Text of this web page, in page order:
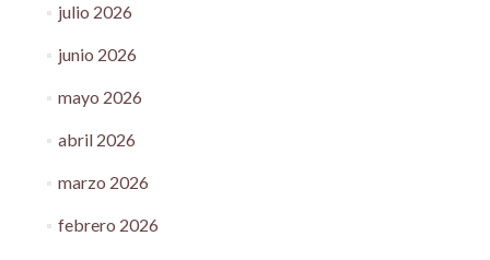
julio 2026
junio 2026
mayo 2026
abril 2026
marzo 2026
febrero 2026